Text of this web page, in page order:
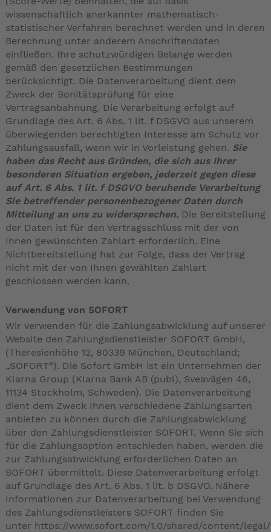
wissenschaftlich anerkannter mathematisch-
statistischer Verfahren berechnet werden und in deren
Berechnung unter anderem Anschriftendaten
einfließen. Ihre schutzwürdigen Belange werden
gemäß den gesetzlichen Bestimmungen
berücksichtigt. Die Datenverarbeitung dient dem
Zweck der Bonitätsprüfung für eine
Vertragsanbahnung. Die Verarbeitung erfolgt auf
Grundlage des Art. 6 Abs. 1 lit. f DSGVO aus unserem
überwiegenden berechtigten Interesse am Schutz vor
Zahlungsausfall, wenn wir in Vorleistung gehen. Sie
haben das Recht aus Gründen, die sich aus Ihrer
besonderen Situation ergeben, jederzeit gegen diese
auf Art. 6 Abs. 1 lit. f DSGVO beruhende Verarbeitung
Sie betreffender personenbezogener Daten durch
Mitteilung an uns zu widersprechen.Die Bereitstellung
der Daten ist für den Vertragsschluss mit der von
Ihnen gewünschten Zahlart erforderlich. Eine
Nichtbereitstellung hat zur Folge, dass der Vertrag
nicht mit der von Ihnen gewählten Zahlart
geschlossen werden kann.
Verwendung von SOFORT
Wir verwenden für die Zahlungsabwicklung auf unserer
Website den Zahlungsdienstleister SOFORT GmbH,
(Theresienhöhe 12, 80339 München, Deutschland;
„SOFORT“). Die Sofort GmbH ist ein Unternehmen der
Klarna Group (Klarna Bank AB (publ), Sveavägen 46,
11134 Stockholm, Schweden). Die Datenverarbeitung
dient dem Zweck Ihnen verschiedene Zahlungsarten
anbieten zu können durch die Zahlungsabwicklung
über den Zahlungsdienstleister SOFORT. Wenn Sie sich
für die Zahlungsoption entschieden haben, werden die
zur Zahlungsabwicklung erforderlichen Daten an
SOFORT übermittelt. Diese Datenverarbeitung erfolgt
auf Grundlage des Art. 6 Abs. 1 lit. b DSGVO. Nähere
Informationen zur Datenverarbeitung bei Verwendung
des Zahlungsdienstleisters SOFORT finden Sie
unter https://www.sofort.com/1.0/shared/content/